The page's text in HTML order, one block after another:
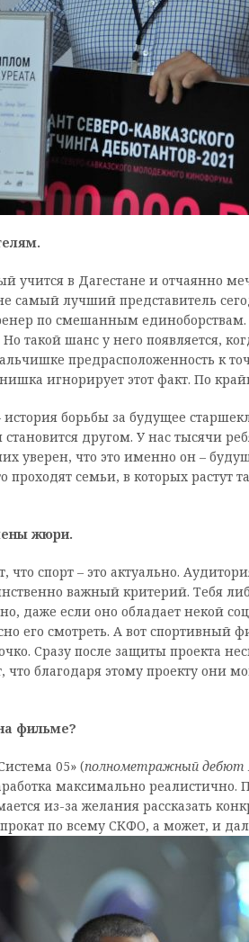
учится в Дагестане и отчаянно
самый лучший представитель
по смешанным
такой шанс у него появляется,
предрасположенность к
игнорирует этот факт. По
история борьбы за будущее
другом. У нас тысячи
уверен, что это именно он –
проходят семьи, в которых растут
жюри.
спорт – это актуально.
важный критерий. Тебя
даже если оно обладает некой
его смотреть. А вот спортивный
Сразу после защиты проекта
благодаря этому проекту они
фильме?
05» (полнометражный дебют
максимально реалистично.
из-за желания рассказать
по всему СКФО, а может, и